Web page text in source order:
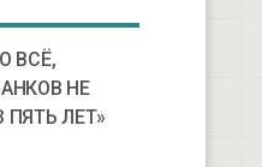
ВСЁ,
НЕ
ПЯТЬ ЛЕТ»